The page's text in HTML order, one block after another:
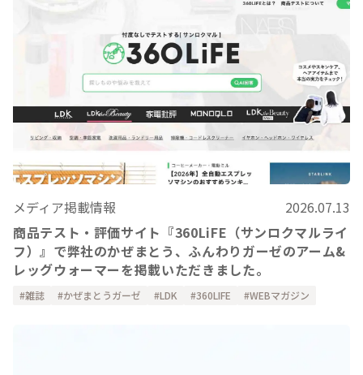
メディア掲載情報
2026.07.13
商品テスト・評価サイト『360LiFE（サンロクマルライ
フ）』で弊社のかぜまとう、ふんわりガーゼのアーム&
レッグウォーマーを掲載いただきました。
雑誌 かぜまとうガーゼ LDK 360LIFE WEBマガジン